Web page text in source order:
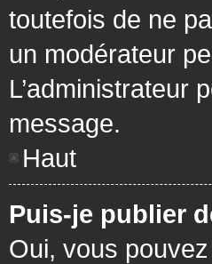
toutefois de ne
un modérateur
L’administrateur
message.
Haut
Puis-je publier
Oui, vous